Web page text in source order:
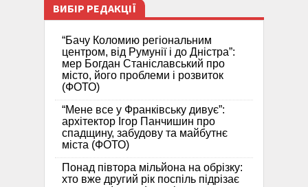
ВИБІР РЕДАКЦІЇ
“Бачу Коломию регіональним
центром, від Румунії і до Дністра”:
мер Богдан Станіславський про
місто, його проблеми і розвиток
(ФОТО)
“Мене все у Франківську дивує”:
архітектор Ігор Панчишин про
спадщину, забудову та майбутнє
міста (ФОТО)
Понад півтора мільйона на обрізку:
хто вже другий рік поспіль підрізає